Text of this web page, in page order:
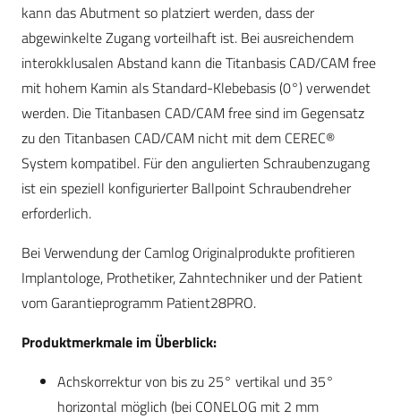
kann das Abutment so platziert werden, dass der
abgewinkelte Zugang vorteilhaft ist. Bei ausreichendem
interokklusalen Abstand kann die Titanbasis CAD/CAM free
mit hohem Kamin als Standard-Klebebasis (0°) verwendet
werden. Die Titanbasen CAD/CAM free sind im Gegensatz
zu den Titanbasen CAD/CAM nicht mit dem CEREC®
System kompatibel. Für den angulierten Schraubenzugang
ist ein speziell konfigurierter Ballpoint Schraubendreher
erforderlich.
Bei Verwendung der Camlog Originalprodukte profitieren
Implantologe, Prothetiker, Zahntechniker und der Patient
vom Garantieprogramm Patient28PRO.
Produktmerkmale im Überblick:
Achskorrektur von bis zu 25° vertikal und 35°
horizontal möglich (bei CONELOG mit 2 mm